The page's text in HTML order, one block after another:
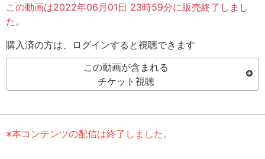
この動画は2022年06月01日 23時59分に販売終了しまし
た。
購入済の方は、ログインすると視聴できます
この動画が含まれる
チケット視聴
※本コンテンツの配信は終了しました。